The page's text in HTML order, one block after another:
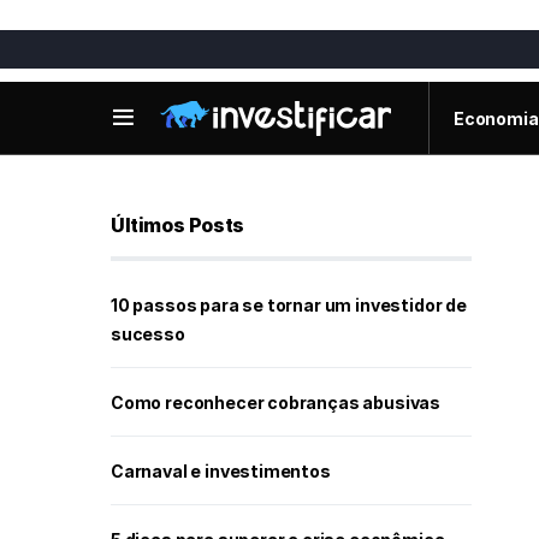
Economia
Últimos Posts
10 passos para se tornar um investidor de
sucesso
Como reconhecer cobranças abusivas
Carnaval e investimentos